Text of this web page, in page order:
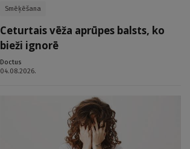
Smēķēšana
Ceturtais vēža aprūpes balsts, ko
bieži ignorē
Doctus
04.08.2026.